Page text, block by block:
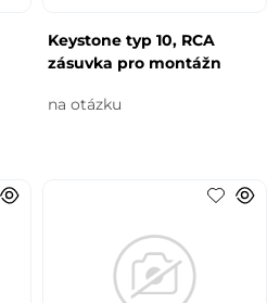
Keystone typ 10, RCA
zásuvka pro montážn
na otázku